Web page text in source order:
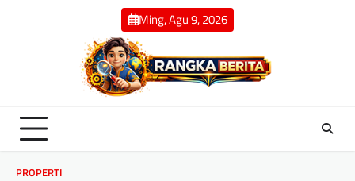
Ming, Agu 9, 2026
PROPERTI